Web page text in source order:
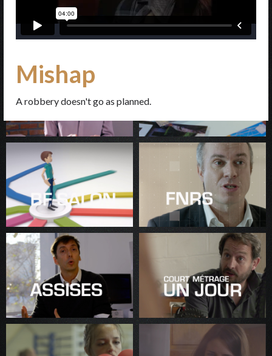
Mishap
A robbery doesn't go as planned.